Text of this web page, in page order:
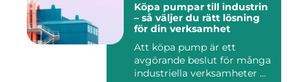
Köpa pumpar till industrin
– så väljer du rätt lösning
för din verksamhet
Att köpa pump är ett
avgörande beslut för många
industriella verksamheter ...